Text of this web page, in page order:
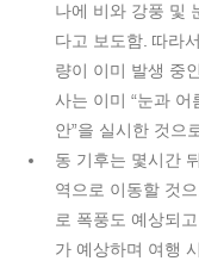
나에 비와 강풍 및
다고 보도함. 따라
량이 이미 발생 중
사는 이미 “눈과
안”을 실시한 것으
동 기후는 몇시간
역으로 이동할 것
로 폭풍도 예상되
가 예상하며 여행